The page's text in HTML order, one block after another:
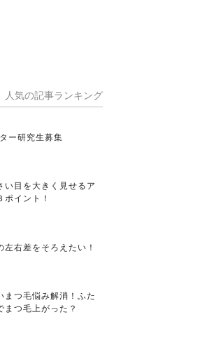
人気の記事ランキング
ー研究生募集
い目を大きく見せるア
ポイント！
左右差をそろえたい！
まつ毛悩み解消！ふた
まつ毛上がった？